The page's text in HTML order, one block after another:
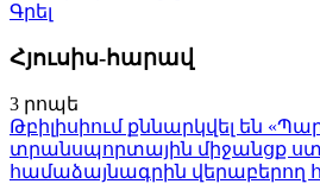
Գրել
Հյուսիս-հարավ
3 րոպե
Թբիլիսիում քննարկվել են
տրանսպորտային միջանցք
համաձայնագրին վերաբերող